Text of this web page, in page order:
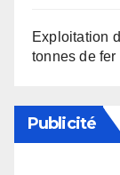
Exploitation
tonnes de fer
Publicité